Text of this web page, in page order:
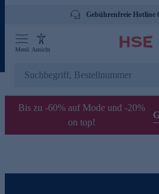
Gebührenfreie Hotline
Menü Ansicht
Bis zu -60% auf Mode und -20%
on top!